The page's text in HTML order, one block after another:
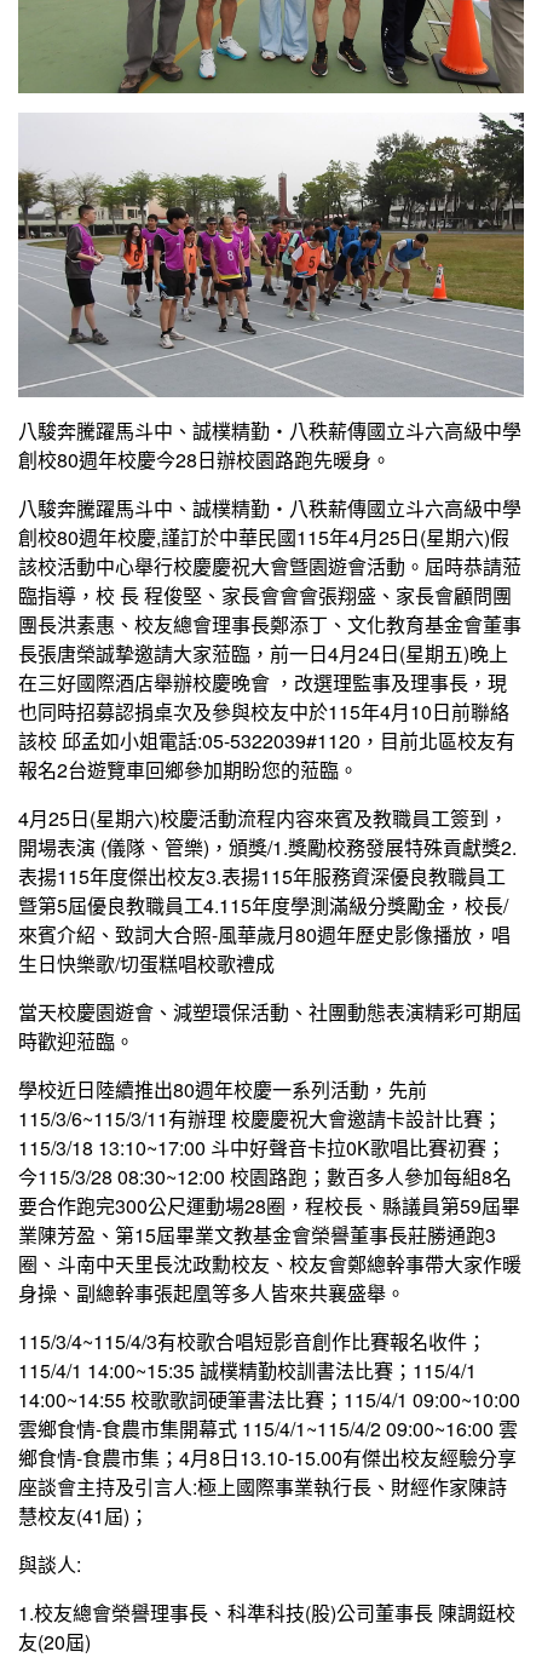
八駿奔騰躍馬斗中、誠樸精勤・八秩薪傳國立斗六高級中學
創校80週年校慶今28日辦校園路跑先暖身。
八駿奔騰躍馬斗中、誠樸精勤・八秩薪傳國立斗六高級中學
創校80週年校慶,謹訂於中華民國115年4月25日(星期六)假
該校活動中心舉行校慶慶祝大會曁園遊會活動。屆時恭請蒞
臨指導，校 長 程俊堅、家長會會會張翔盛、家長會顧問團
團長洪素惠、校友總會理事長鄭添丁、文化教育基金會董事
長張唐榮誠摯邀請大家蒞臨，前一日4月24日(星期五)晚上
在三好國際酒店舉辦校慶晚會 ，改選理監事及理事長，現
也同時招募認捐桌次及參與校友中於115年4月10日前聯絡
該校 邱孟如小姐電話:05-5322039#1120，目前北區校友有
報名2台遊覽車回鄉參加期盼您的蒞臨。
4月25日(星期六)校慶活動流程内容來賓及教職員工簽到，
開場表演 (儀隊、管樂)，頒獎/1.獎勵校務發展特殊貢獻獎2.
表揚115年度傑出校友3.表揚115年服務資深優良教職員工
曁第5屆優良教職員工4.115年度學測滿級分獎勵金，校長/
來賓介紹、致詞大合照-風華歲月80週年歷史影像播放，唱
生日快樂歌/切蛋糕唱校歌禮成
當天校慶園遊會、減塑環保活動、社團動態表演精彩可期屆
時歡迎蒞臨。
學校近日陸續推出80週年校慶一系列活動，先前
115/3/6~115/3/11有辦理 校慶慶祝大會邀請卡設計比賽；
115/3/18 13:10~17:00 斗中好聲音卡拉0K歌唱比賽初賽；
今115/3/28 08:30~12:00 校園路跑；數百多人參加每組8名
要合作跑完300公尺運動場28圈，程校長、縣議員第59屆畢
業陳芳盈、第15屆畢業文教基金會榮譽董事長莊勝通跑3
圈、斗南中天里長沈政勳校友、校友會鄭總幹事帶大家作暖
身操、副總幹事張起凰等多人皆來共襄盛舉。
115/3/4~115/4/3有校歌合唱短影音創作比賽報名收件；
115/4/1 14:00~15:35 誠樸精勤校訓書法比賽；115/4/1
14:00~14:55 校歌歌詞硬筆書法比賽；115/4/1 09:00~10:00
雲鄉食情-食農市集開幕式 115/4/1~115/4/2 09:00~16:00 雲
鄉食情-食農市集；4月8日13.10-15.00有傑出校友經驗分享
座談會主持及引言人:極上國際事業執行長、財經作家陳詩
慧校友(41屆)；
與談人:
1.校友總會榮譽理事長、科準科技(股)公司董事長 陳調鋌校
友(20屆)